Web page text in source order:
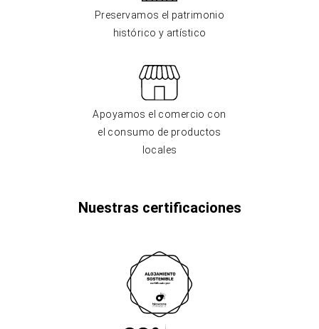
Preservamos el patrimonio
histórico y artístico
Apoyamos el comercio con
el consumo de productos
locales
Nuestras certificaciones